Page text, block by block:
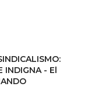
INDIGNA - El